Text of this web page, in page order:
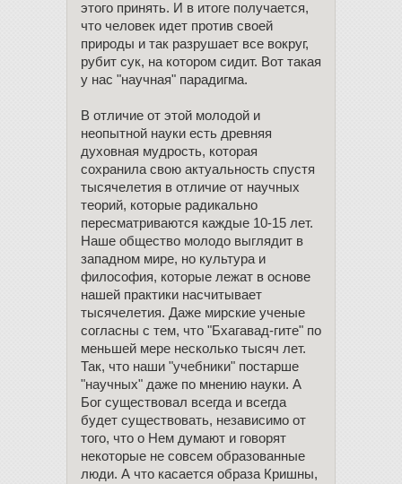
этого принять. И в итоге получается,
что человек идет против своей
природы и так разрушает все вокруг,
рубит сук, на котором сидит. Вот такая
у нас "научная" парадигма.
В отличие от этой молодой и
неопытной науки есть древняя
духовная мудрость, которая
сохранила свою актуальность спустя
тысячелетия в отличие от научных
теорий, которые радикально
пересматриваются каждые 10-15 лет.
Наше общество молодо выглядит в
западном мире, но культура и
философия, которые лежат в основе
нашей практики насчитывает
тысячелетия. Даже мирские ученые
согласны с тем, что "Бхагавад-гите" по
меньшей мере несколько тысяч лет.
Так, что наши "учебники" постарше
"научных" даже по мнению науки. А
Бог существовал всегда и всегда
будет существовать, независимо от
того, что о Нем думают и говорят
некоторые не совсем образованные
люди. А что касается образа Кришны,